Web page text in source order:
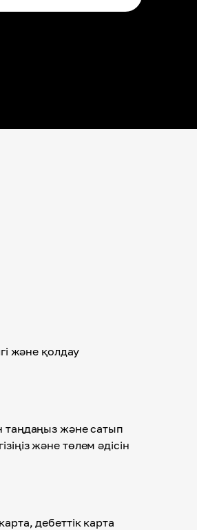
және қолдау
таңдаңыз және сатып
және төлем әдісін
дебеттік карта